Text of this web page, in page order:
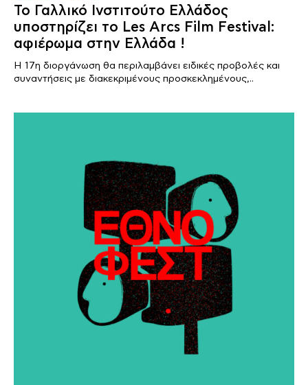
Το Γαλλικό Ινστιτούτο Ελλάδος
υποστηρίζει το Les Arcs Film Festival:
αφιέρωμα στην Ελλάδα !
Η 17η διοργάνωση θα περιλαμβάνει ειδικές προβολές και
συναντήσεις με διακεκριμένους προσκεκλημένους,..